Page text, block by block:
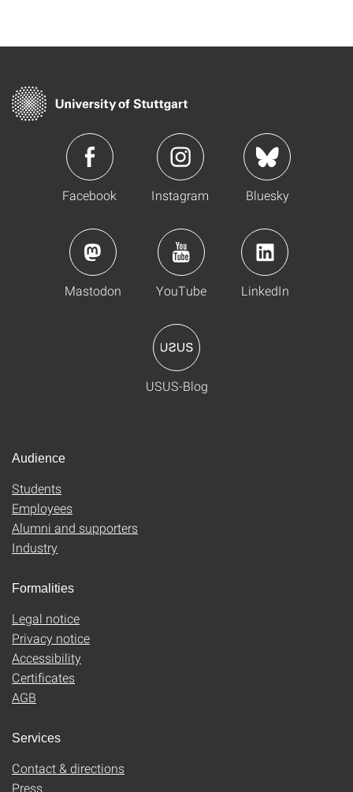
Facebook Instagram Bluesky
Mastodon YouTube LinkedIn
USUS-Blog
Audience
Students
Employees
Alumni and supporters
Industry
Formalities
Legal notice
Privacy notice
Accessibility
Certificates
AGB
Services
Contact & directions
Press